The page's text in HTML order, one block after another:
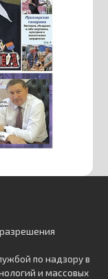
по надзору в
и массовых